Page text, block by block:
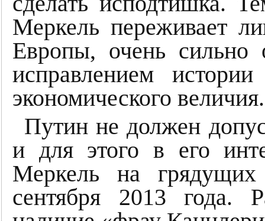
Меркель переживает
Европы, очень сильно
исправлением
экономического величия.
Путин не должен
и для этого в его
Меркель на грядущих
сентября 2013 года.